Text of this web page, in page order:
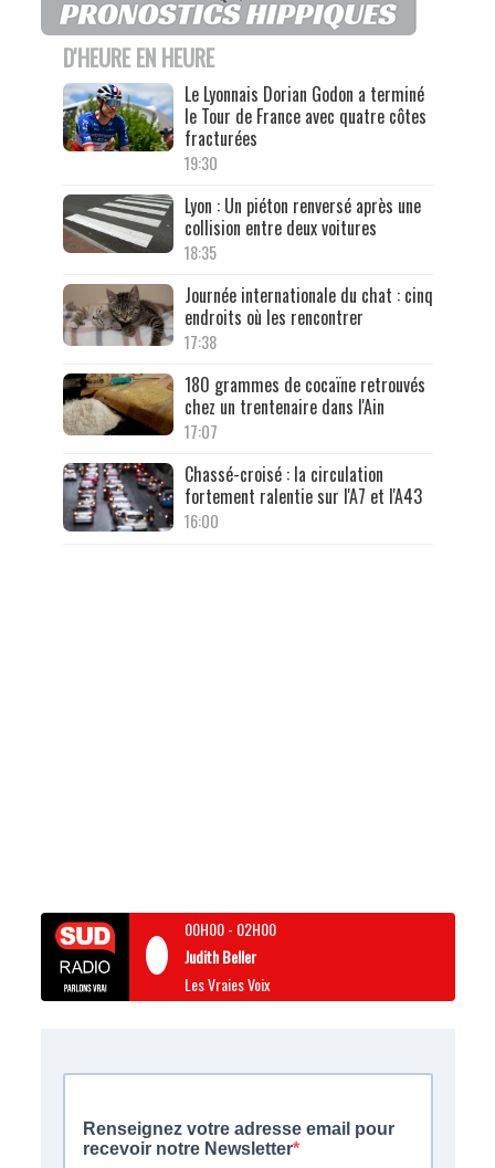
D'HEURE EN HEURE
Le Lyonnais Dorian Godon a terminé
le Tour de France avec quatre côtes
fracturées
19:30
Lyon : Un piéton renversé après une
collision entre deux voitures
18:35
Journée internationale du chat : cinq
endroits où les rencontrer
17:38
180 grammes de cocaïne retrouvés
chez un trentenaire dans l'Ain
17:07
Chassé-croisé : la circulation
fortement ralentie sur l'A7 et l'A43
16:00
00H00- 02H00
Judith Beller
Les Vraies Voix